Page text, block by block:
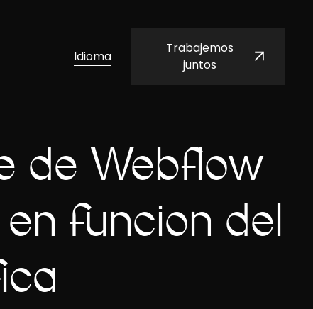
Idioma
Trabajemos
juntos
de Webflow
función del